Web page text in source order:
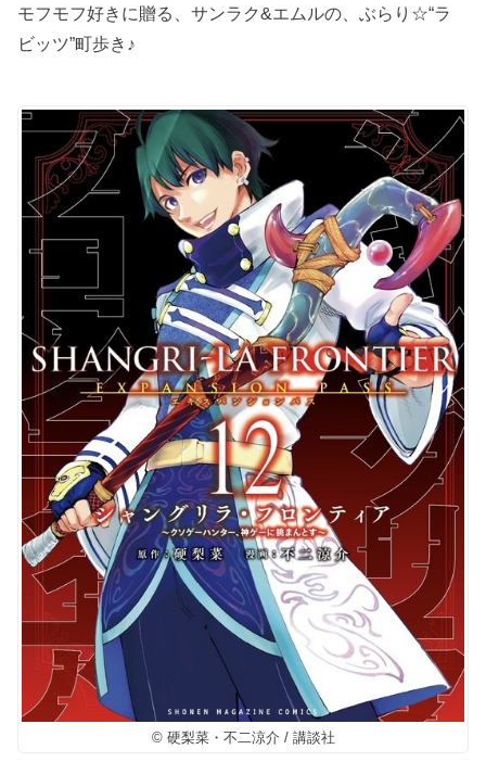
モフモフ好きに贈る、サンラク&エムルの、ぶらり☆“ラ
ビッツ”町歩き♪
© 硬梨菜・不二涼介 / 講談社